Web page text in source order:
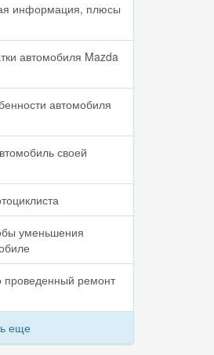
информация, плюсы
автомобиля Mazda
автомобиля
своей
уменьшения
проведенный ремонт
еще